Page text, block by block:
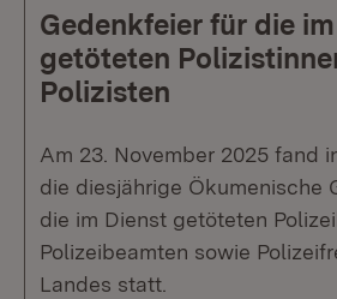
Gedenkfeier für die
getöteten
Polizisten
Am 23. November 2025 fand
die diesjährige Ökumenische
die im Dienst getöteten
Polizeibeamten sowie
Landes statt.